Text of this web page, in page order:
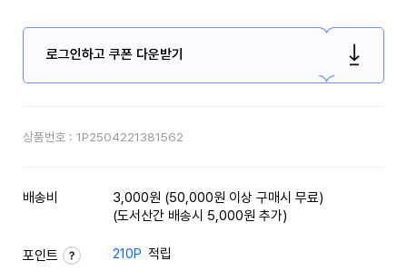
로그인하고 쿠폰 다운받기
상품번호 : 1P2504221381562
배송비
3,000원 (50,000원 이상 구매시 무료)
(도서산간 배송시 5,000원 추가)
포인트 210P 적립